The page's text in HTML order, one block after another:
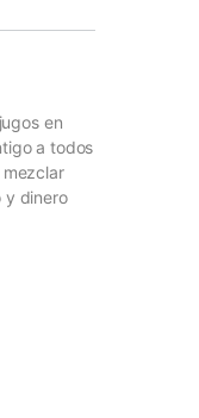
en
a todos
y dinero